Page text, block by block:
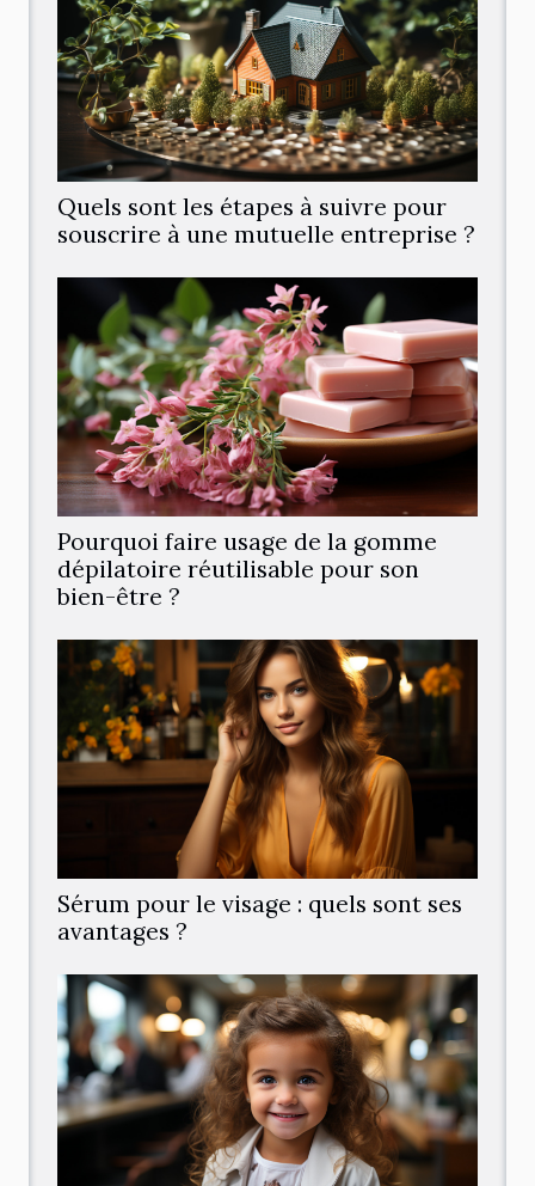
Quels sont les étapes à suivre pour
souscrire à une mutuelle entreprise ?
Pourquoi faire usage de la gomme
dépilatoire réutilisable pour son
bien-être ?
Sérum pour le visage : quels sont ses
avantages ?